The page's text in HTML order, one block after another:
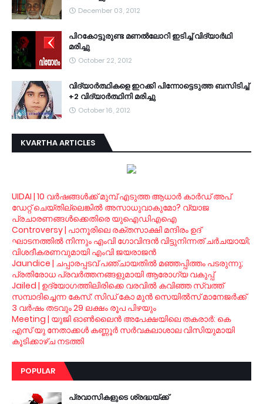
December 03, 2012
പിറകോട്ടുരുണ്ട മണല്‍ലോറി ഇടിച്ച് വിദ്യാര്‍ഥി
മരിച്ചു
October 22, 2012
വി­ദ്യാര്‍­ത്ഥിക­ളെ ഇറ­ക്കി പി­ന്നോ­ട്ടെ­ടുത്ത ബ­സി­ടി­ച്ച്
+2 വി­ദ്യാര്‍­ത്ഥിനി മ­രി­ച്ചു
October 16, 2012
KVARTHA ARTICLES
UIDAI | 10 വര്‍ഷങ്ങള്‍ക്ക് മുമ്പ് എടുത്ത ആധാര്‍ കാര്‍ഡ് അപ്
ഡേറ്റ് ചെയ്തില്ലെങ്കില്‍ അസാധുവാകുമോ? വ്യാജ
പ്രചാരണങ്ങള്‍ക്കെതിരെ യുഐഡിഎഐ
Controversy | പാനൂരിലെ രക്തസാക്ഷി മന്ദിരം ഉദ്
ഘാടനത്തില്‍ നിന്നും എംവി ഗോവിന്ദന്‍ വിട്ടുനിന്നത് ചര്‍ചയായി;
വിശദീകരണവുമായി എംവി ജയരാജന്‍
Jaundice | ചപ്പാരപ്പടവ് പഞ്ചായതില്‍ മഞ്ഞപ്പിത്തം പടരുന്നു;
പ്രതിരോധ പ്രവര്‍ത്തനങ്ങളുമായി ആരോഗ്യ വകുപ്പ്
Jailed | ഉദ്യോഗത്തിലിരിക്കെ വരവില്‍ കവിഞ്ഞ സ്വത്ത്
സമ്പാദിച്ചെന്ന കേസ്: സിഡ് കോ മുന്‍ സെയില്‍സ് മാനേജര്‍ക്ക്
3 വര്‍ഷം തടവും 29 ലക്ഷം രൂപ പിഴയും
Meeting | യുജി ഓണ്‍ലൈന്‍ അപേക്ഷയിലെ തകരാര്‍: കെ
എസ് യു നേതാക്കള്‍ കണ്ണൂര്‍ സര്‍വകലാശാല വിസിയുമായി
കൂടിക്കാഴ്ച നടത്തി
POPULAR
പ്രവാസികളുടെ ശ്രദ്ധയ്ക്ക്